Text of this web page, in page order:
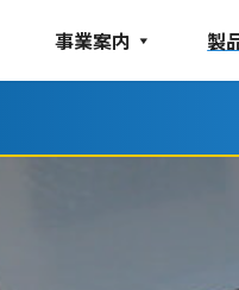
事業案内 製